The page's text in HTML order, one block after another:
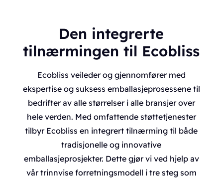
Den integrerte
tilnærmingen til Ecobliss
Ecobliss veileder og gjennomfører med
ekspertise og suksess emballasjeprosessene til
bedrifter av alle størrelser i alle bransjer over
hele verden. Med omfattende støttetjenester
tilbyr Ecobliss en integrert tilnærming til både
tradisjonelle og innovative
emballasjeprosjekter. Dette gjør vi ved hjelp av
vår trinnvise forretningsmodell i tre steg som